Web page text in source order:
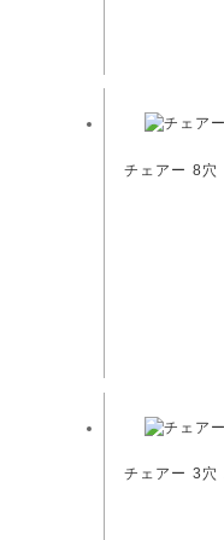
チェアー 8穴
チェアー 3穴